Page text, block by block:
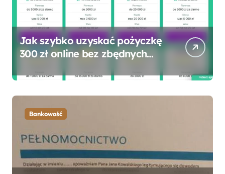
Jak szybko uzyskać pożyczkę
300 zł online bez zbędnych
Bankowość